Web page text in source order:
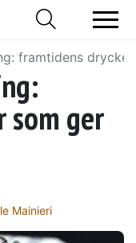
framtidens
som ger
Mainieri